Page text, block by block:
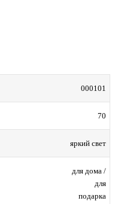
000101
70
яркий свет
для дома /
для
подарка